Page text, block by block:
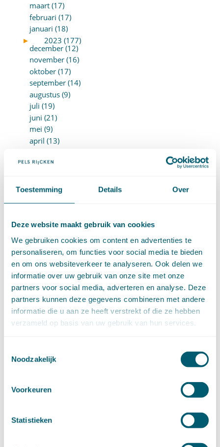
Toestemming Details Over
Deze website maakt gebruik van cookies
We gebruiken cookies om content en advertenties te
personaliseren, om functies voor social media te bieden
en om ons websiteverkeer te analyseren. Ook delen we
informatie over uw gebruik van onze site met onze
partners voor social media, adverteren en analyse. Deze
partners kunnen deze gegevens combineren met andere
informatie die u aan ze heeft verstrekt of die ze hebben
verzameld op basis van uw gebruik van hun services.
Noodzakelijk
Voorkeuren
Statistieken
maart (17)
februari (17)
januari (18)
►
2023 (177)
december (12)
november (16)
oktober (17)
september (14)
augustus (9)
juli (19)
juni (21)
mei (9)
april (13)
februari (16)
►
2022 (168)
december (13)
november (18)
september (12)
augustus (4)
juli (16)
juni (16)
mei (11)
april (13)
maart (16)
februari (19)
januari (15)
oktober (13)
augustus (7)
mei (6)